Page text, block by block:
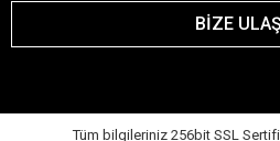
BİZE
Tüm bilgileriniz 256bit SSL